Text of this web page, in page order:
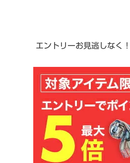
エントリーお見逃しなく